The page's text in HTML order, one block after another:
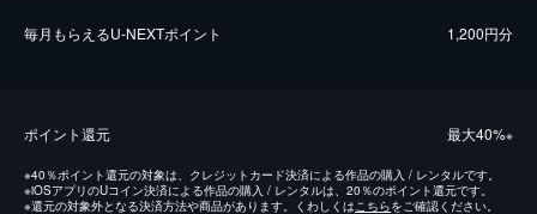
毎⽉もらえるU-NEXTポイント 1,200円分
ポイント還元 最⼤40%※
※40％ポイント還元の対象は、クレジットカード決済による作品の購入 / レンタルです。
※iOSアプリのUコイン決済による作品の購入 / レンタルは、20％のポイント還元です。
※還元の対象外となる決済方法や商品があります。くわしくはこちらをご確認ください。